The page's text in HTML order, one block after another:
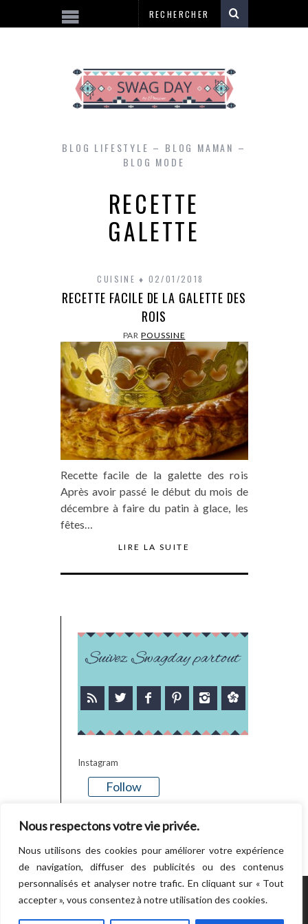
Nous respectons votre vie privée.
Nous utilisons des cookies pour améliorer votre expérience
de navigation, diffuser des publicités ou des contenus
personnalisés et analyser notre trafic. En cliquant sur « Tout
accepter », vous consentez à notre utilisation des cookies.
BLOG LIFESTYLE – BLOG MAMAN –
BLOG MODE
RECETTE
GALETTE
CUISINE 02/01/2018
RECETTE FACILE DE LA GALETTE DES
ROIS
PARPOUSSINE
Recette facile de la galette des rois
Après avoir passé le début du mois de
décembre à faire du patin à glace, les
fêtes…
LIRE LA SUITE
Suivez Swagday partout
Instagram
Follow
POWERED BY WORDPRESS.CREATED BY
THEMESINDEP